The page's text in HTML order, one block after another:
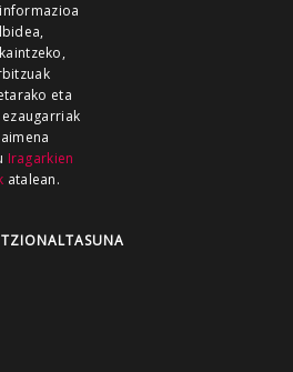
GUKA
GUKA
ZUMAIA GUKA
eta
Iragarkien
atalean.